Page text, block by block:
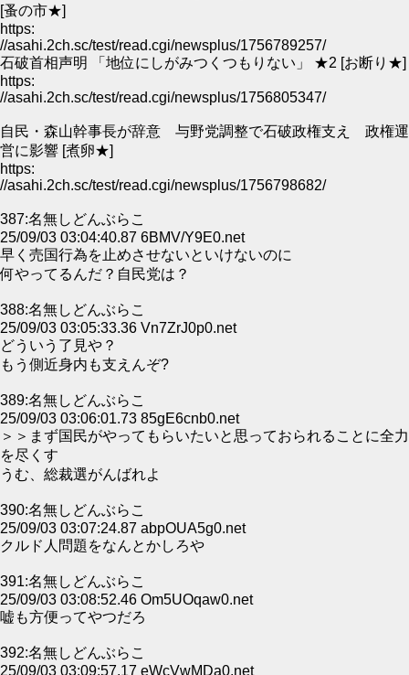
[蚤の市★]
https:
//asahi.2ch.sc/test/read.cgi/newsplus/1756789257/
石破首相声明 「地位にしがみつくつもりない」 ★2 [お断り★]
https:
//asahi.2ch.sc/test/read.cgi/newsplus/1756805347/
自民・森山幹事長が辞意 与野党調整で石破政権支え 政権運
営に影響 [煮卵★]
https:
//asahi.2ch.sc/test/read.cgi/newsplus/1756798682/
387:名無しどんぶらこ
25/09/03 03:04:40.87 6BMV/Y9E0.net
早く売国行為を止めさせないといけないのに
何やってるんだ？自民党は？
388:名無しどんぶらこ
25/09/03 03:05:33.36 Vn7ZrJ0p0.net
どういう了見や？
もう側近身内も支えんぞ?
389:名無しどんぶらこ
25/09/03 03:06:01.73 85gE6cnb0.net
＞＞まず国民がやってもらいたいと思っておられることに全力
を尽くす
うむ、総裁選がんばれよ
390:名無しどんぶらこ
25/09/03 03:07:24.87 abpOUA5g0.net
クルド人問題をなんとかしろや
391:名無しどんぶらこ
25/09/03 03:08:52.46 Om5UOqaw0.net
嘘も方便ってやつだろ
392:名無しどんぶらこ
25/09/03 03:09:57.17 eWcVwMDa0.net